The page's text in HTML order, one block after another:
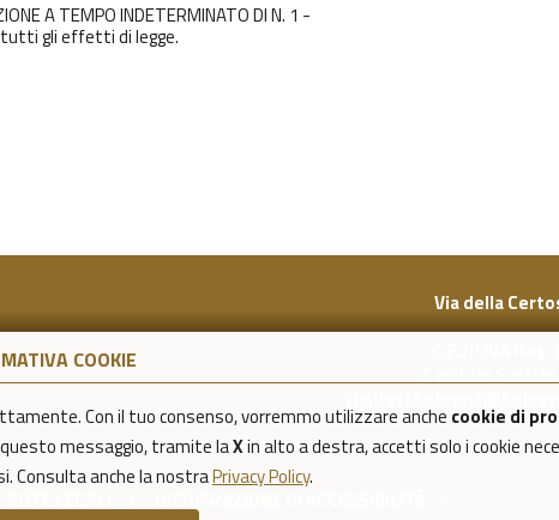
COOKIE
Con il tuo consenso, vorremmo utilizzare anche cookie di
questo messaggio, tramite laXin alto a destra, accetti solo i cookie
Consulta anche la nostraPrivacy Policy.
A TEMPO INDETERMINATO DI N. 1 -
gli effetti di legge.
Via della
C.F./P.IVA
Capitale